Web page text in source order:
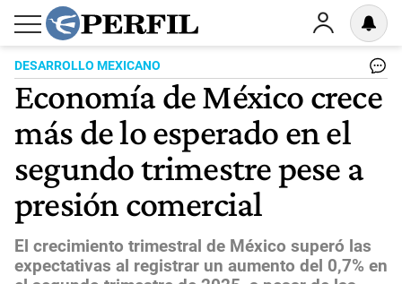
DESARROLLO MEXICANO
Economía de México crece
más de lo esperado en el
segundo trimestre pese a
presión comercial
El crecimiento trimestral de México superó las
expectativas al registrar un aumento del 0,7% en